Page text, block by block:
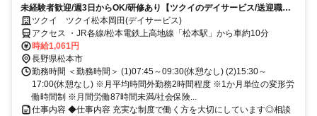
未経験者歓迎/週3日からOK/研修あり【ツクイのデイサービス/送迎職員
求人】
ツクイ ツクイ松本岡田(デイサービス)
アクセス ・JR各線/松本電鉄上高地線「松本駅」から車約10分
時給1,061円
長野県松本市
勤務時間 ＜勤務時間＞ (1)07:45～09:30(休憩なし) (2)15:30～
17:00(休憩なし) ※月平均時間外勤務2時間程度 ※1か月単位の変形労
働時間制 ※月間労働87時間未満/社会保険...
仕事内容 ◆仕事内容 充実な制度で働く方を大切にしています◎相談